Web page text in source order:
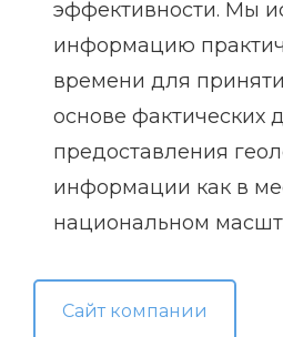
эффективности. Мы
информацию
времени для
основе фактических
предоставления
информации как в
национальном
Сайт компании